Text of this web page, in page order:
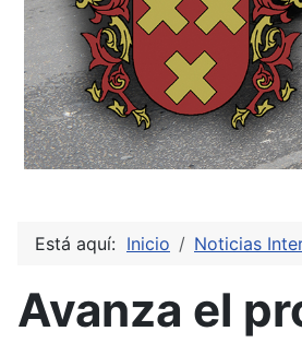
Está aquí: Inicio Noticias
Avanza el